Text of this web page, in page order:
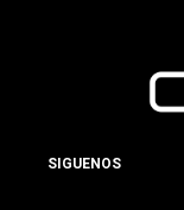
SIGUENOS